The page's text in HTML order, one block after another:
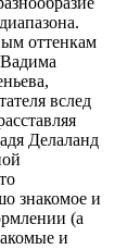
оттенкам
вслед
Делаланд
знакомое и
(а
и